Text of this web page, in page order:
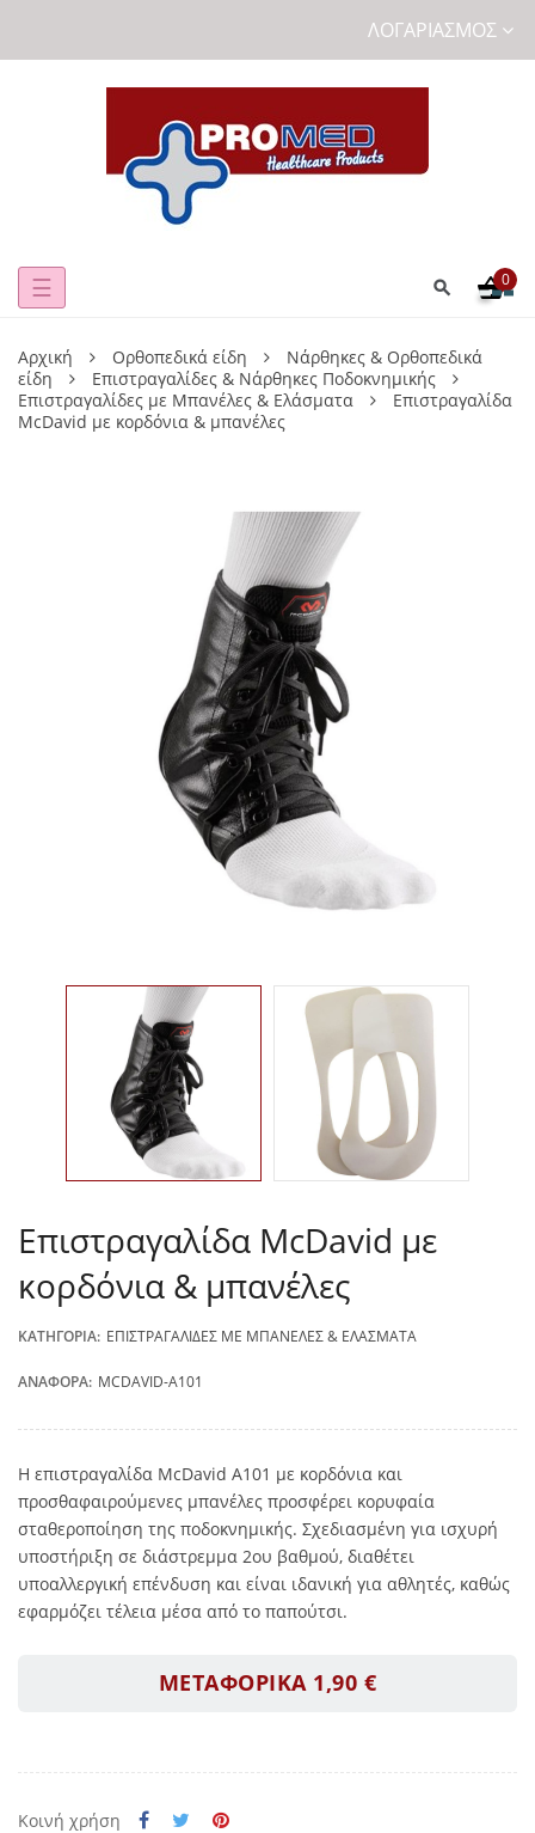
ΛΟΓΑΡΙΑΣΜΌΣ
Toggle
☰ 0
Αρχική Ορθοπεδικά είδη
Νάρθηκες & Ορθοπεδικά
είδη
Επιστραγαλίδες & Νάρθηκες Ποδοκνημικής
Επιστραγαλίδες με Μπανέλες & Ελάσματα
Επιστραγαλίδα
McDavid με κορδόνια & μπανέλες
Επιστραγαλίδα McDavid με
κορδόνια & μπανέλες
ΚΑΤΗΓΟΡΊΑ: ΕΠΙΣΤΡΑΓΑΛΊΔΕΣ ΜΕ ΜΠΑΝΈΛΕΣ & ΕΛΆΣΜΑΤΑ
ΑΝΑΦΟΡΆ: MCDAVID-A101
Η επιστραγαλίδα McDavid A101 με κορδόνια και
προσθαφαιρούμενες μπανέλες προσφέρει κορυφαία
σταθεροποίηση της ποδοκνημικής. Σχεδιασμένη για ισχυρή
υποστήριξη σε διάστρεμμα 2ου βαθμού, διαθέτει
υποαλλεργική επένδυση και είναι ιδανική για αθλητές, καθώς
εφαρμόζει τέλεια μέσα από το παπούτσι.
ΜΕΤΑΦΟΡΙΚΑ 1,90 €
Κοινή χρήση